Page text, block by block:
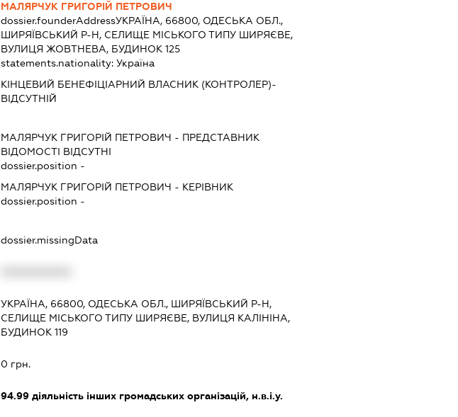
МАЛЯРЧУК ГРИГОРІЙ ПЕТРОВИЧ
dossier.founderAddressУКРАЇНА, 66800, ОДЕСЬКА ОБЛ.,
ШИРЯЇВСЬКИЙ Р-Н, СЕЛИЩЕ МІСЬКОГО ТИПУ ШИРЯЄВЕ,
ВУЛИЦЯ ЖОВТНЕВА, БУДИНОК 125
statements.nationality: Україна
КІНЦЕВИЙ БЕНЕФІЦІАРНИЙ ВЛАСНИК (КОНТРОЛЕР)-
ВІДСУТНІЙ
МАЛЯРЧУК ГРИГОРІЙ ПЕТРОВИЧ - ПРЕДСТАВНИК
ВІДОМОСТІ ВІДСУТНІ
dossier.position -
МАЛЯРЧУК ГРИГОРІЙ ПЕТРОВИЧ - КЕРІВНИК
dossier.position -
dossier.missingData
УКРАЇНА, 66800, ОДЕСЬКА ОБЛ., ШИРЯЇВСЬКИЙ Р-Н,
СЕЛИЩЕ МІСЬКОГО ТИПУ ШИРЯЄВЕ, ВУЛИЦЯ КАЛІНІНА,
БУДИНОК 119
0 грн.
94.99діяльність інших громадських організацій, н.в.і.у.